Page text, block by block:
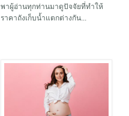
พาผู้อ่านทุกท่านมาดูปัจจัยที่ทำให้
ราคาถังเก็บน้ำแตกต่างกัน...